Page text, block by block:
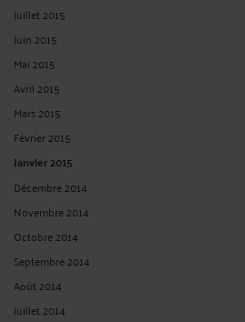
Juillet 2015
Juin 2015
Mai 2015
Avril 2015
Mars 2015
Février 2015
Janvier 2015
Décembre 2014
Novembre 2014
Octobre 2014
Septembre 2014
Août 2014
Juillet 2014